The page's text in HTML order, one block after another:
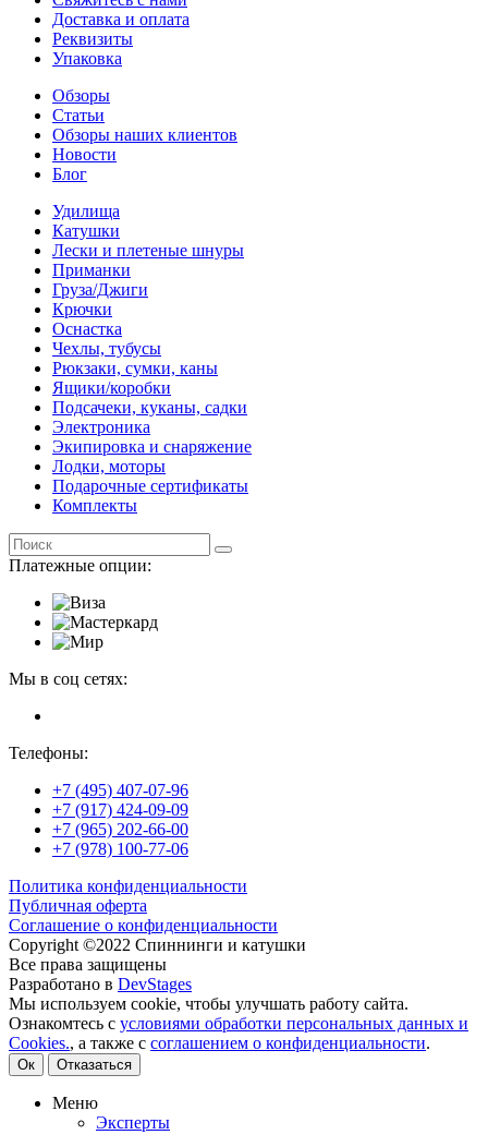
Доставка и оплата
Реквизиты
Упаковка
Обзоры
Статьи
Обзоры наших клиентов
Новости
Блог
Удилища
Катушки
Лески и плетеные шнуры
Приманки
Груза/Джиги
Крючки
Оснастка
Чехлы, тубусы
Рюкзаки, сумки, каны
Ящики/коробки
Подсачеки, куканы, садки
Электроника
Экипировка и снаряжение
Лодки, моторы
Подарочные сертификаты
Комплекты
Платежные опции:
Мы в соц сетях:
Телефоны:
+7 (495) 407-07-96
+7 (917) 424-09-09
+7 (965) 202-66-00
+7 (978) 100-77-06
Политика конфиденциальности
Публичная оферта
Соглашение о конфиденциальности
Copyright ©2022 Спиннинги и катушки
Все права защищены
Разработано в DevStages
Мы используем cookie, чтобы улучшать работу сайта.
Ознакомтесь с условиями обработки персональных данных и
Cookies., а также с соглашением о конфиденциальности.
Ок Отказаться
Меню
Эксперты